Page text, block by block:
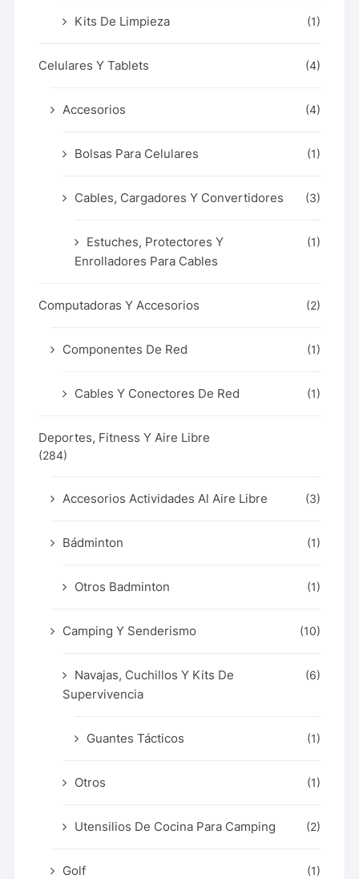
Kits De Limpieza (1)
Celulares Y Tablets (4)
Accesorios (4)
Bolsas Para Celulares (1)
Cables, Cargadores Y Convertidores (3)
Estuches, Protectores Y
Enrolladores Para Cables
(1)
Computadoras Y Accesorios (2)
Componentes De Red (1)
Cables Y Conectores De Red (1)
Deportes, Fitness Y Aire Libre
(284)
Accesorios Actividades Al Aire Libre (3)
Bádminton (1)
Otros Badminton (1)
Camping Y Senderismo (10)
Navajas, Cuchillos Y Kits De
Supervivencia
(6)
Guantes Tácticos (1)
Otros (1)
Utensilios De Cocina Para Camping (2)
Golf (1)